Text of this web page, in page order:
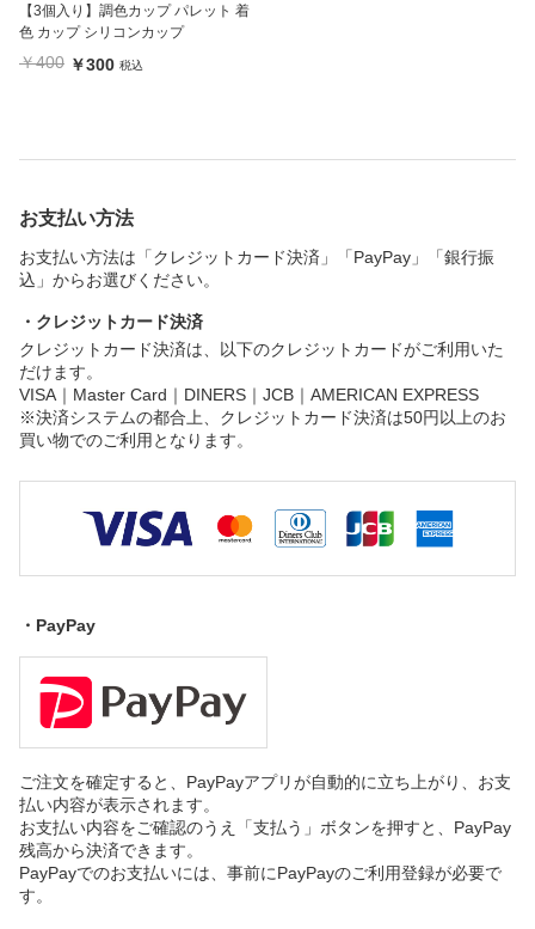
【3個入り】調色カップ パレット 着
色 カップ シリコンカップ
￥400 ￥300 税込
お支払い方法
お支払い方法は「クレジットカード決済」「PayPay」「銀行振
込」からお選びください。
・クレジットカード決済
クレジットカード決済は、以下のクレジットカードがご利用いた
だけます。
VISA｜Master Card｜DINERS｜JCB｜AMERICAN EXPRESS
※決済システムの都合上、クレジットカード決済は50円以上のお
買い物でのご利用となります。
・PayPay
ご注文を確定すると、PayPayアプリが自動的に立ち上がり、お支
払い内容が表示されます。
お支払い内容をご確認のうえ「支払う」ボタンを押すと、PayPay
残高から決済できます。
PayPayでのお支払いには、事前にPayPayのご利用登録が必要で
す。